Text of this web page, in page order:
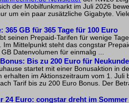
der Mobilfunkmarkt im Juli 2026
um ein paar zusätzliche Gigabyte.
365 GB für 365 Tage für 100 Euro
seinen Prepaid-Tarifen für wenige Tage
Im Mittelpunkt steht das congstar
Datenvolumen für einmalig ...
Bis zu 200 Euro für
startet mit einer Bonusaktion in
erhalten im Aktionszeitraum vom 1. Juli
Tarif bis zu 200 Euro Bonus. Der
24 Euro: congstar dreht im Sommer